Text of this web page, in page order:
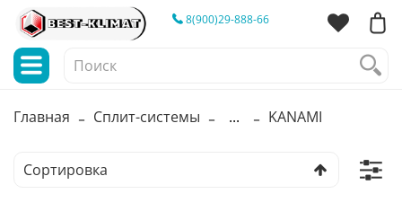
8(900)29-888-66
Главная Сплит-системы ... KANAMI